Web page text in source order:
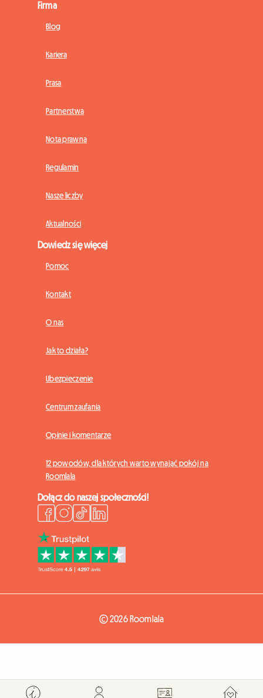
Firma
Blog
Kariera
Prasa
Partnerstwa
Nota prawna
Regulamin
Nasze liczby
Aktualności
Dowiedz się więcej
Pomoc
Kontakt
O nas
Jak to działa?
Ubezpieczenie
Centrum zaufania
Opinie i komentarze
12 powodów, dla których warto wynająć pokój na
Roomlala
Dołącz do naszej społeczności!
© 2026 Roomlala